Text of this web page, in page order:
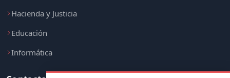
Hacienda y Justicia
Educación
Informática